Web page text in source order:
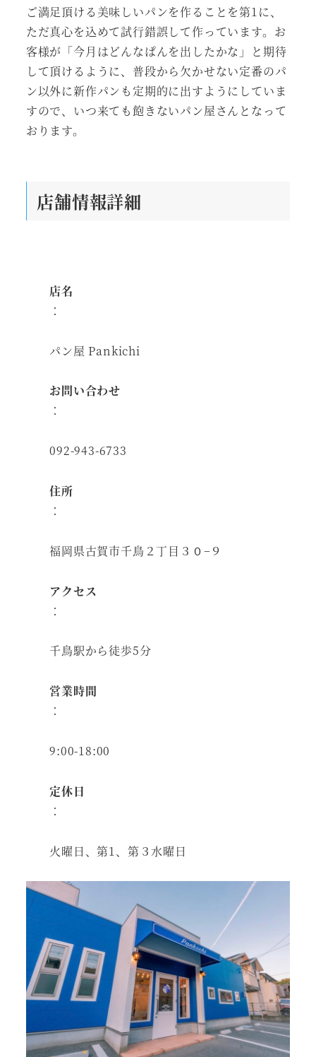
ご満足頂ける美味しいパンを作ることを第1に、
ただ真心を込めて試行錯誤して作っています。お
客様が「今月はどんなぱんを出したかな」と期待
して頂けるように、普段から欠かせない定番のパ
ン以外に新作パンも定期的に出すようにしていま
すので、いつ来ても飽きないパン屋さんとなって
おります。
店舗情報詳細
店名
：
パン屋 Pankichi
お問い合わせ
：
092-943-6733
住所
：
福岡県古賀市千鳥２丁目３０−９
アクセス
：
千鳥駅から徒歩5分
営業時間
：
9:00-18:00
定休日
：
火曜日、第1、第３水曜日